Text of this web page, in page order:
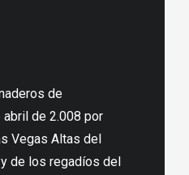
de
abril de 2.008 por
Vegas Altas del
y de los regadíos del